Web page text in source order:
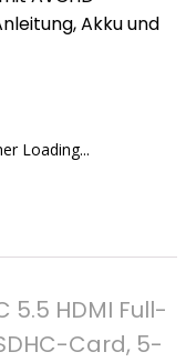
Akku und
Loading...
5.5 HDMI Full-
Card, 5-